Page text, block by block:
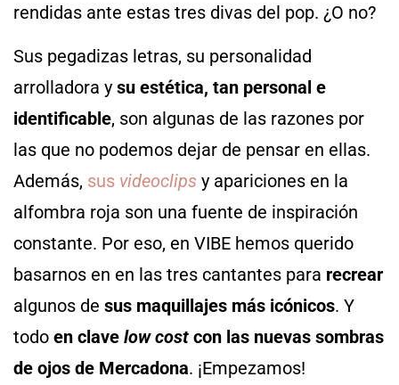
rendidas ante estas tres divas del pop. ¿O no?
Sus pegadizas letras, su personalidad
arrolladora y su estética, tan personal e
identificable, son algunas de las razones por
las que no podemos dejar de pensar en ellas.
Además, sus videoclips y apariciones en la
alfombra roja son una fuente de inspiración
constante. Por eso, en VIBE hemos querido
basarnos en en las tres cantantes para recrear
algunos de sus maquillajes más icónicos. Y
todo en clave low cost con las nuevas sombras
de ojos de Mercadona. ¡Empezamos!